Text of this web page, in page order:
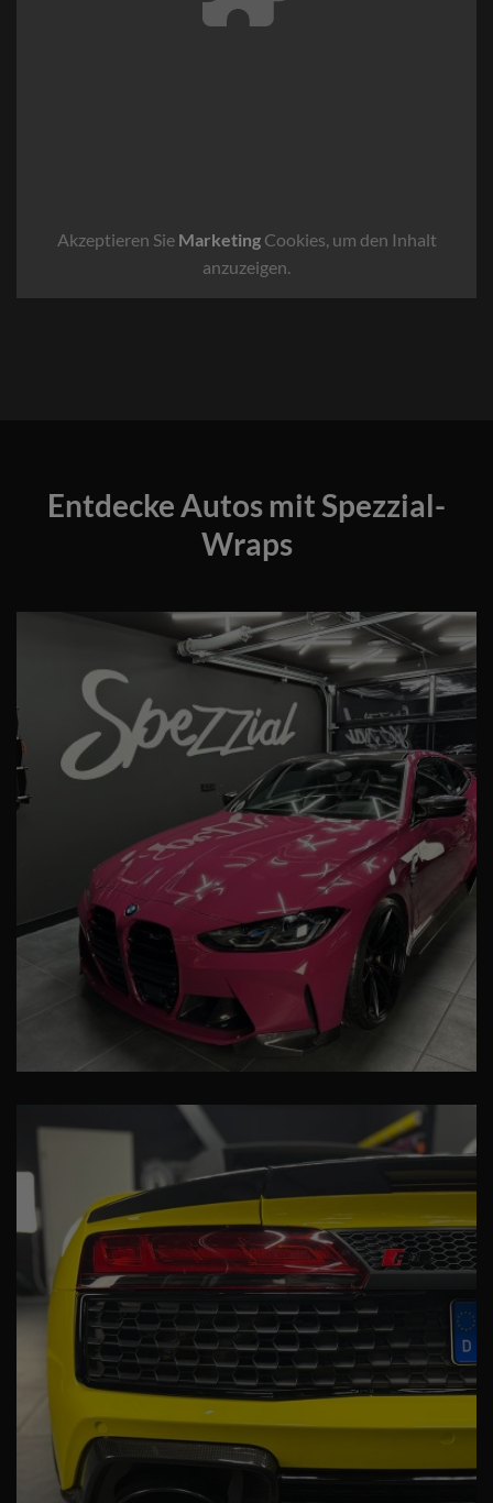
Akzeptieren Sie MarketingCookies, um den Inhalt
anzuzeigen.
Entdecke Autos mit Spezzial-
Wraps